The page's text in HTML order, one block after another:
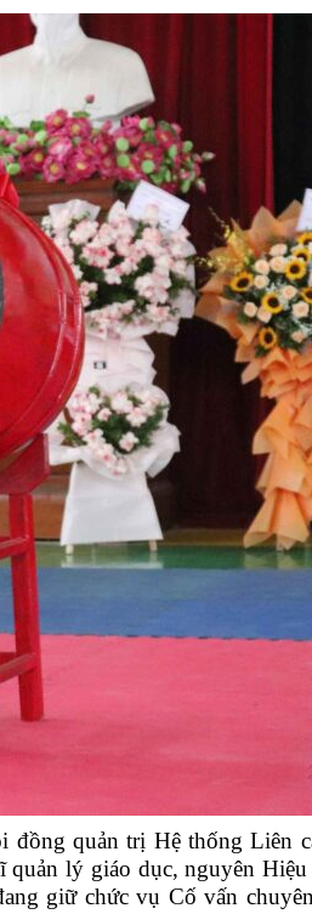
quản trị Hệ thống Liên
lý giáo dục, nguyên
giữ chức vụ Cố vấn